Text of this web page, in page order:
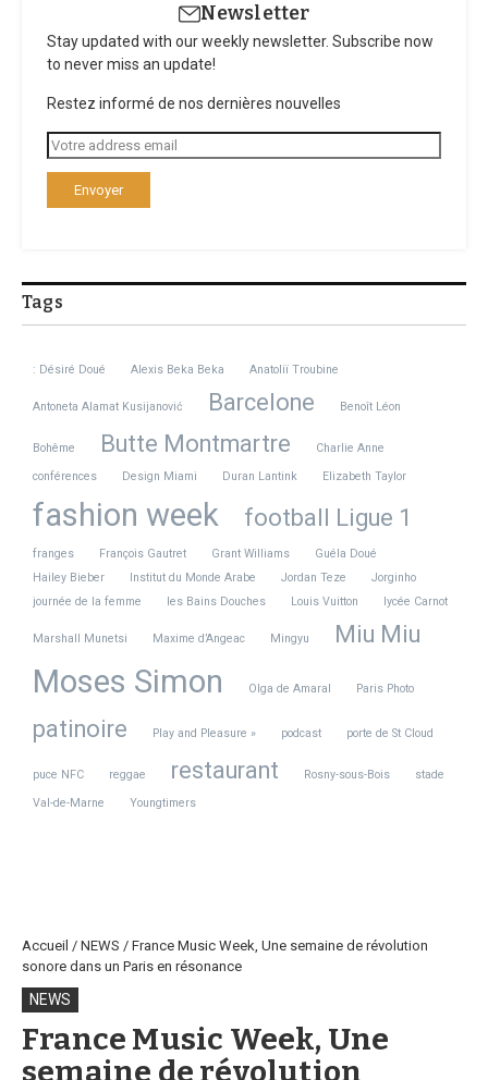
Newsletter
Stay updated with our weekly newsletter. Subscribe now
to never miss an update!
Restez informé de nos dernières nouvelles
Tags
: Désiré Doué Alexis Beka Beka Anatoliï Troubine
Antoneta Alamat Kusijanović Barcelone Benoît Léon
Bohême Butte Montmartre
Charlie Anne
conférences
Design Miami Duran Lantink Elizabeth Taylor
fashion week football Ligue 1
franges François Gautret Grant Williams
Guéla Doué
Hailey Bieber
Institut du Monde Arabe Jordan Teze
Jorginho
journée de la femme
les Bains Douches Louis Vuitton lycée Carnot
Marshall Munetsi Maxime d’Angeac Mingyu Miu Miu
Moses Simon Olga de Amaral Paris Photo
patinoire Play and Pleasure » podcast porte de St Cloud
puce NFC reggae restaurant Rosny-sous-Bois
stade
Val-de-Marne
Youngtimers
Accueil / NEWS / France Music Week, Une semaine de révolution
sonore dans un Paris en résonance
NEWS
France Music Week, Une
semaine de révolution